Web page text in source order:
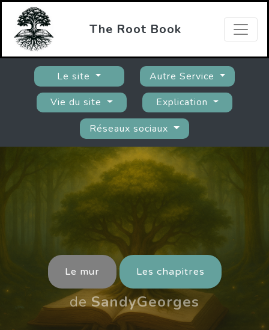
The Root Book
Le site
Autre Service
Vie du site
Explication
Réseaux sociaux
Le mur Les chapitres
deSandyGeorges